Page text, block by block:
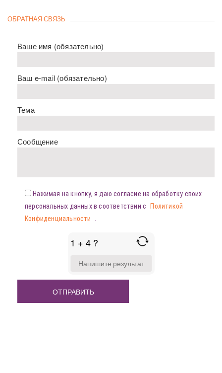
ОБРАТНАЯ СВЯЗЬ
Ваше имя (обязательно)
Ваш e-mail (обязательно)
Тема
Сообщение
Нажимая на кнопку, я даю согласие на обработку своих
персональных данных в соответствии с
Политикой
Конфиденциальности
1 + 4 ?
FOR
+